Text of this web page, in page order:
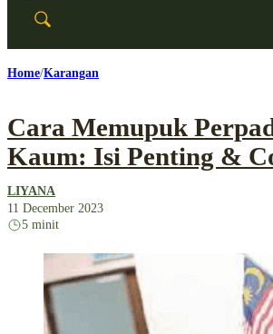
Home Karangan
Cara Memupuk
Kaum: Isi Penting &
LIYANA
11 December 2023
5 minit